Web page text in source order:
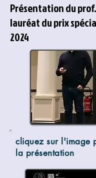
Présentation du
lauréat du prix
2024
cliquez sur l'image
la présentation